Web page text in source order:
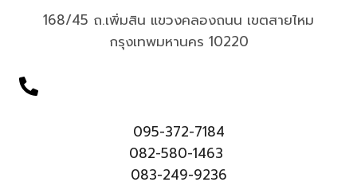
168/45 ถ.เพิ่มสิน แขวงคลองถนน เขตสายไหม
กรุงเทพมหานคร 10220
095-372-7184
082-580-1463
083-249-9236